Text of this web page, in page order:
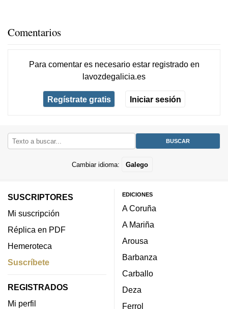
Comentarios
Para comentar es necesario estar registradoen
lavozdegalicia.es
Regístrate gratis Iniciar sesión
Cambiar idioma: Galego
SUSCRIPTORES
Mi suscripción
Réplica en PDF
Hemeroteca
Suscríbete
REGISTRADOS
Mi perfil
EDICIONES
A Coruña
A Mariña
Arousa
Barbanza
Carballo
Deza
Ferrol